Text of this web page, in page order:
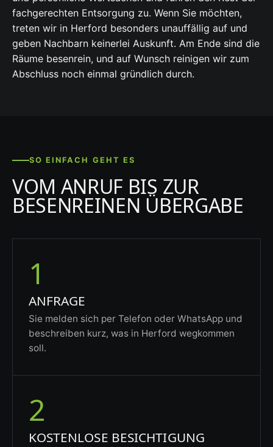
fachgerechten Entsorgung zu. Wenn Sie möchten,
treten wir in Herford besonders unauffällig auf und
geben Nachbarn keinerlei Auskunft. Am Ende sind die
Räume besenrein, und auf Wunsch reinigen wir zum
Abschluss noch einmal gründlich durch.
SO EINFACH GEHT ES
VOM ANRUF BIS ZUR
BESENREINEN ÜBERGABE
1
ANFRAGE
Sie melden sich per Telefon oder WhatsApp und
beschreiben kurz, was in Herford wegkommen
soll.
2
KOSTENLOSE BESICHTIGUNG